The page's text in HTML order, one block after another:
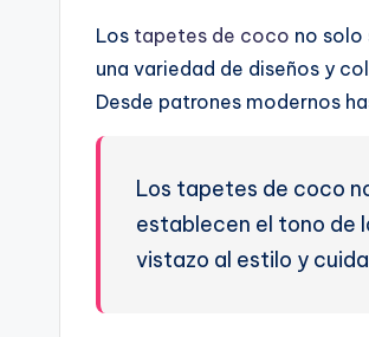
Los tapetes de coco no solo
una variedad de diseños y
Desde patrones modernos
Los tapetes de coco
establecen el tono de
vistazo al estilo y